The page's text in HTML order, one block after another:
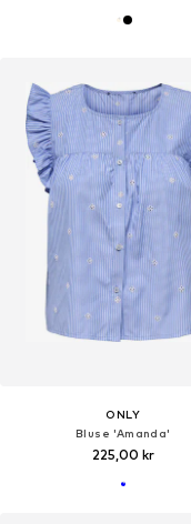
ONLY
Bluse 'Amanda'
225,00 kr